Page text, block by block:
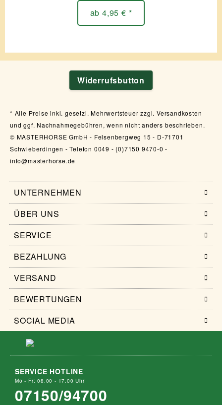
ab 4,95 € *
Widerrufsbutton
Alle Preise inkl. gesetzl. Mehrwertsteuer zzgl. Versandkosten
und ggf. Nachnahmegebühren, wenn nicht anders beschrieben.
© MASTERHORSE GmbH - Felsenbergweg 15 - D-71701
Schwieberdingen - Telefon 0049 - (0)7150 9470-0 -
info@masterhorse.de
UNTERNEHMEN
ÜBER UNS
SERVICE
BEZAHLUNG
VERSAND
BEWERTUNGEN
SOCIAL MEDIA
SERVICE HOTLINE
Mo - Fr: 08.00 - 17.00 Uhr
07150/94700